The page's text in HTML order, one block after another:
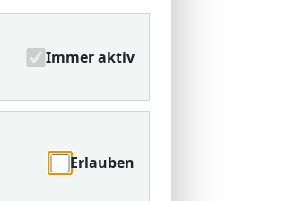
Immer aktiv
Erlauben